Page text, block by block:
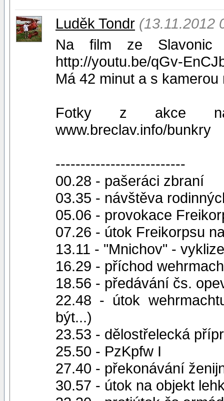
Luděk Tondr (13.11.2012
Na film ze Slavonic
http://youtu.be/qGv-
Má 42 minut a s
Fotky z akce
www.breclav.info/bunkry
--------------------------
00.28 - pašeráci zbraní
03.35 - návštěva
05.06 - provokace
07.26 - útok Freikorpsu
13.11 - "Mnichov" -
16.29 - příchod
18.56 - předávání čs.
22.48 - útok
být...)
23.53 - dělostřelecká
25.50 - PzKpfw I
27.40 - překonávání
30.57 - útok na objekt